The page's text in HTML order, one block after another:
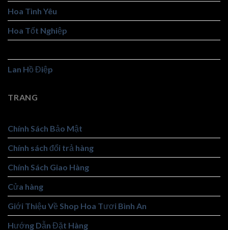
Hoa Tình Yêu
Hoa Tốt Nghiệp
Lan Hồ Điệp
TRANG
Chính Sách Bảo Mật
Chính sách đổi trả hàng
Chính Sách Giao Hàng
Cửa hàng
Giới Thiệu Về Shop Hoa Tươi Bình An
Hướng Dẫn Đặt Hàng